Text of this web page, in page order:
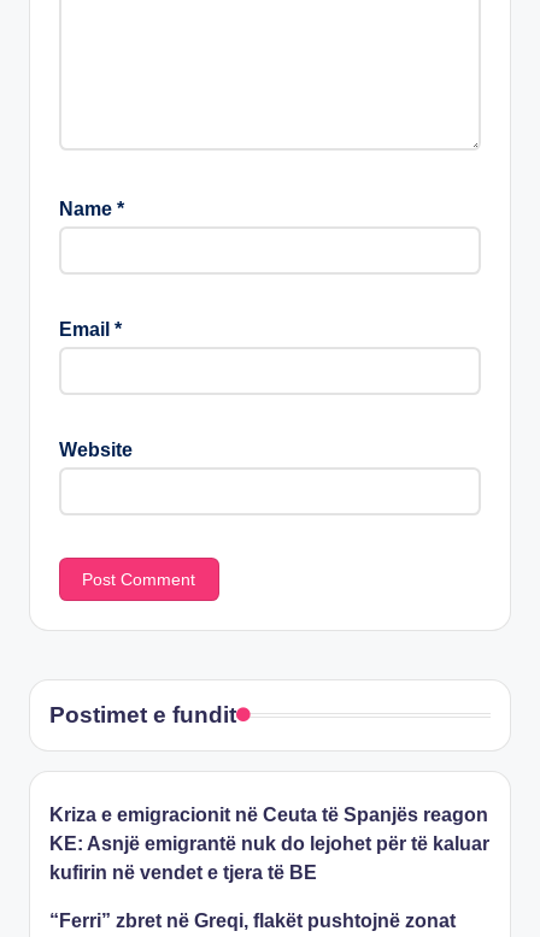
Name *
Email *
Website
Postimet e fundit
Kriza e emigracionit në Ceuta të Spanjës reagon
KE: Asnjë emigrantë nuk do lejohet për të kaluar
kufirin në vendet e tjera të BE
“Ferri” zbret në Greqi, flakët pushtojnë zonat